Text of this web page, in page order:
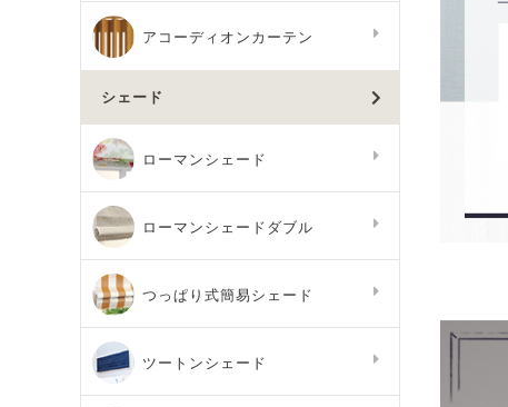
アコーディオンカーテン
シェード
ローマンシェード
ローマンシェードダブル
つっぱり式簡易シェード
ツートンシェード